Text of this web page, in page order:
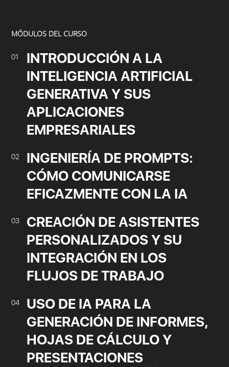
MÓDULOS DEL CURSO
01
INTRODUCCIÓN A LA
INTELIGENCIA ARTIFICIAL
GENERATIVA Y SUS
APLICACIONES
EMPRESARIALES
02
INGENIERÍA DE PROMPTS:
CÓMO COMUNICARSE
EFICAZMENTE CON LA IA
03
CREACIÓN DE ASISTENTES
PERSONALIZADOS Y SU
INTEGRACIÓN EN LOS
FLUJOS DE TRABAJO
04
USO DE IA PARA LA
GENERACIÓN DE INFORMES,
HOJAS DE CÁLCULO Y
PRESENTACIONES